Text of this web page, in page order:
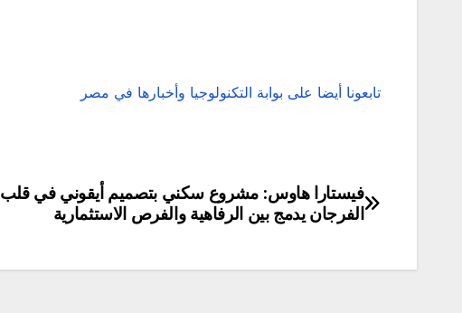
تابعونا أيضا على بوابة التكنولوجيا وأخبارها في مصر
تصفّح
فيستارا هاوس: مشروع سكني بتصميم أيقوني في قلب
الفرجان يدمج بين الرفاهية والفرص الاستثمارية